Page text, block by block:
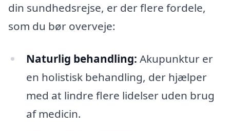
din sundhedsrejse, er der flere fordele,
som du bør overveje:
Naturlig behandling: Akupunktur er
en holistisk behandling, der hjælper
med at lindre flere lidelser uden brug
af medicin.